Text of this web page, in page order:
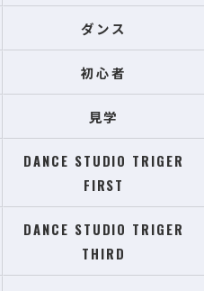
ダンス
初心者
見学
DANCE STUDIO TRIGER
FIRST
DANCE STUDIO TRIGER
THIRD